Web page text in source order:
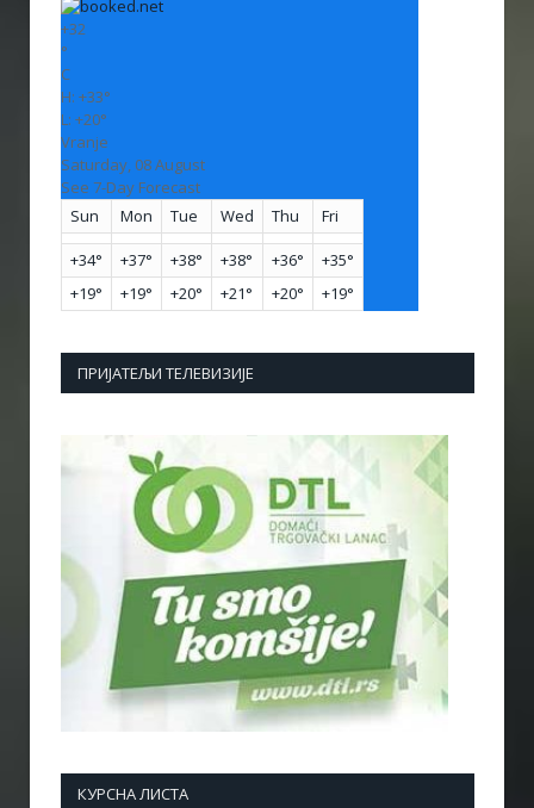
+32
°
C
H: +33°
L: +20°
Vranje
Saturday, 08 August
See 7-Day Forecast
Sun
Mon Tue Wed Thu Fri
+34° +37° +38° +38° +36° +35°
+19° +19° +20° +21° +20° +19°
ПРИЈАТЕЉИ ТЕЛЕВИЗИЈЕ
КУРСНА ЛИСТА